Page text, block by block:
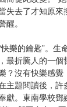
失去了才知原
。
樂的鑰匙”。生
最折騰人的一
？沒有快樂感
主題閱讀後，
獻。東南學校